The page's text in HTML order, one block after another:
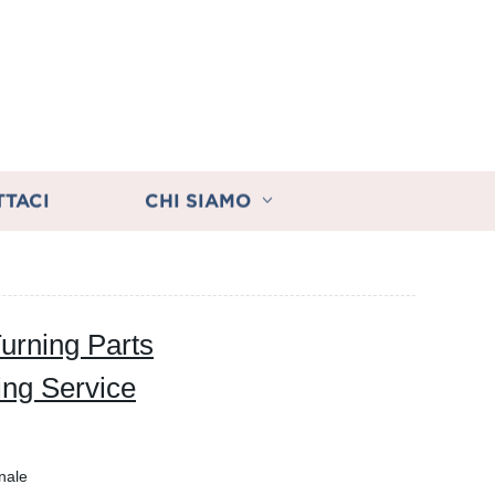
CHI SIAMO
Parts
Service